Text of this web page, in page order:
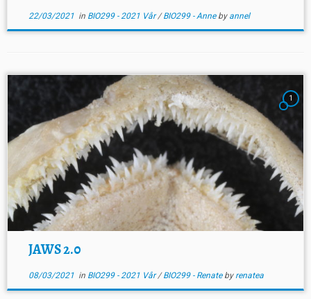
22/03/2021in BIO299 - 2021 Vår/BIO299 - Anne by annel
1
JAWS 2.0
08/03/2021in BIO299 - 2021 Vår/BIO299 - Renate by renatea